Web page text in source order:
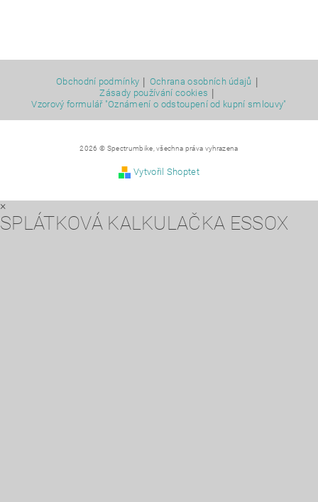
Obchodní podmínky | Ochrana osobních údajů |
Zásady používání cookies |
Vzorový formulář "Oznámení o odstoupení od kupní smlouvy"
2026 © Spectrumbike, všechna práva vyhrazena
Vytvořil Shoptet
×
SPLÁTKOVÁ KALKULAČKA ESSOX